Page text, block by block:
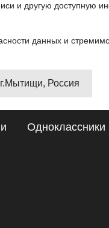
и другую доступную
данных и
г.Мытищи, Россия
Одноклассники